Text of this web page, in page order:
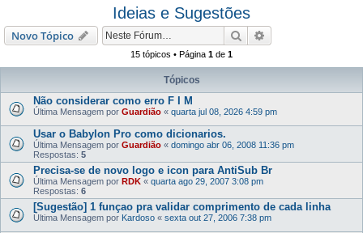
i
r
Ideias e Sugestões
Novo Tópico Pesquisar
15 tópicos • Página 1 de 1
Tópicos
Não considerar como erro F I M
Última Mensagem por Guardião « quarta jul 08, 2026 4:59 pm
Usar o Babylon Pro como dicionarios.
Última Mensagem por Guardião « domingo abr 06, 2008 11:36 pm
Respostas: 5
Precisa-se de novo logo e icon para AntiSub Br
Última Mensagem por RDK « quarta ago 29, 2007 3:08 pm
Respostas: 6
[Sugestão] 1 funçao pra validar comprimento de cada linha
Última Mensagem por Kardoso « sexta out 27, 2006 7:38 pm